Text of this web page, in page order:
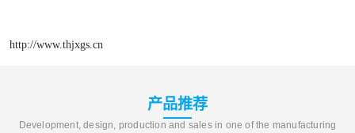
http://www.thjxgs.cn
产品推荐
Development, design, production and sales in one of the manufacturing